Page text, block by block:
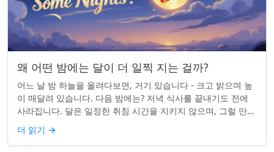
왜 어떤 밤에는 달이 더 일찍 지는 걸까?
어느 날 밤 하늘을 올려다보면, 거기 있습니다 - 크고 밝으며 높
이 매달려 있습니다. 다음 밤에는? 저녁 식사를 끝내기도 전에
사라집니다. 달은 일정한 취침 시간을 지키지 않으며, 그럴 만한
좋은 이유가 있습니다. ...
더 읽기 →